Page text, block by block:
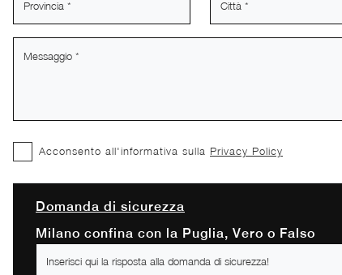
Acconsento all'informativa sulla Privacy Policy
Domanda di sicurezza
Milano confina con la Puglia, Vero o Falso